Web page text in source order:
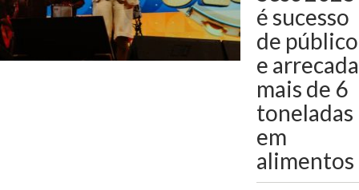
é sucesso
de público
e arrecada
mais de 6
toneladas
em
alimentos